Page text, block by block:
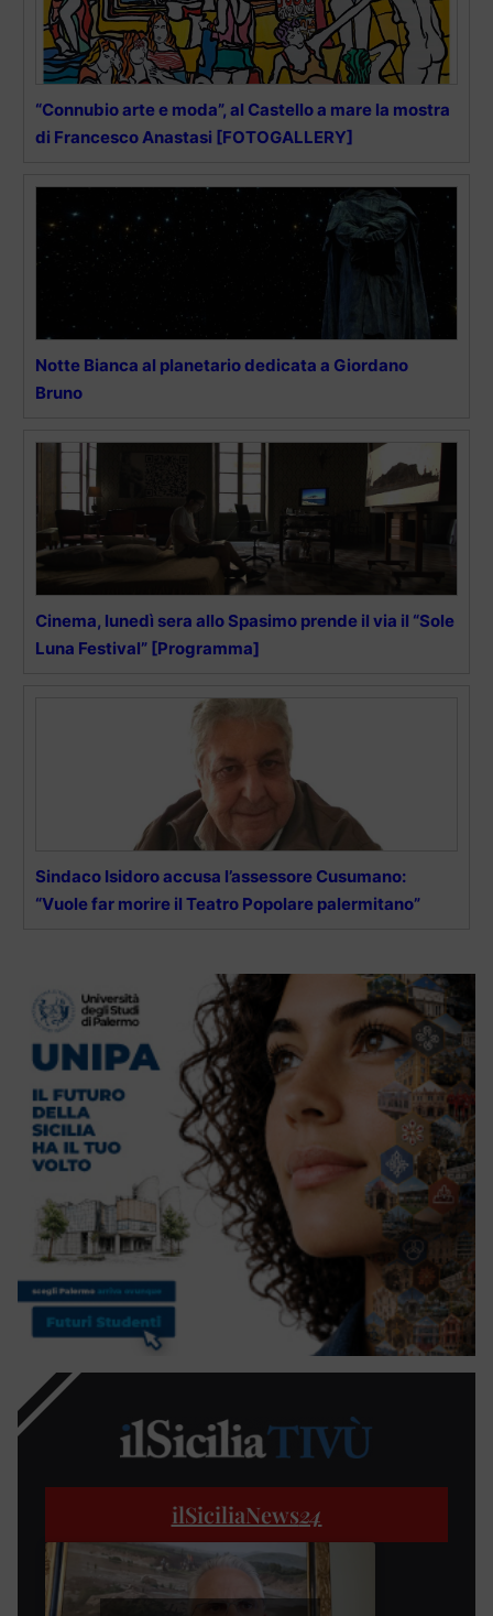
“Connubio arte e moda”, al Castello a mare la mostra
di Francesco Anastasi [FOTOGALLERY]
Notte Bianca al planetario dedicata a Giordano
Bruno
Cinema, lunedì sera allo Spasimo prende il via il “Sole
Luna Festival” [Programma]
Sindaco Isidoro accusa l’assessore Cusumano:
“Vuole far morire il Teatro Popolare palermitano”
ilSiciliaNews24